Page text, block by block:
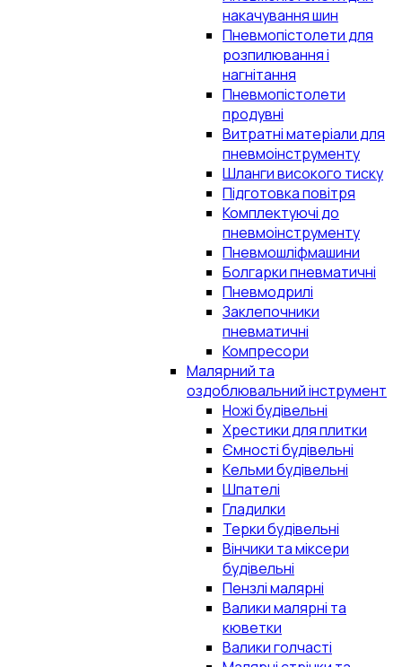
накачування шин
Пневмопістолети для
розпилювання і
нагнітання
Пневмопістолети
продувні
Витратні матеріали для
пневмоінструменту
Шланги високого тиску
Підготовка повітря
Комплектуючі до
пневмоінструменту
Пневмошліфмашини
Болгарки пневматичні
Пневмодрилі
Заклепочники
пневматичні
Компресори
Малярний та
оздоблювальний інструмент
Ножі будівельні
Хрестики для плитки
Ємності будівельні
Кельми будівельні
Шпателі
Гладилки
Терки будівельні
Вінчики та міксери
будівельні
Пензлі малярні
Валики малярні та
кюветки
Валики голчасті